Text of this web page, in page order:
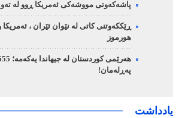
پاشەکەوتی مووشەکی ئەمریکا ڕوو لە
ڕێککەوتنی کاتی لە نێوان ئێران ،
هورموز
پەڕلەمان!
یادداشت